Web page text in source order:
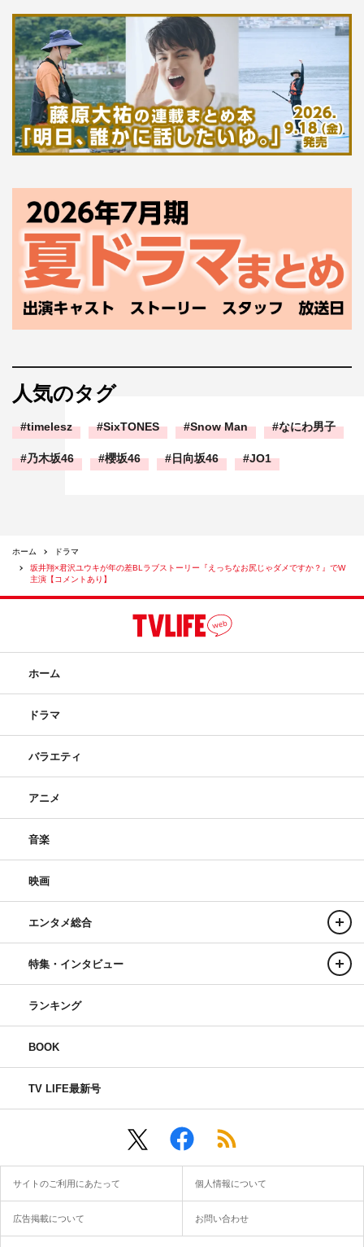
人気のタグ
timelesz SixTONES Snow Man なにわ男子
乃木坂46 櫻坂46 日向坂46 JO1
ホーム
ドラマ
坂井翔×君沢ユウキが年の差BLラブストーリー『えっちなお尻じゃダメですか？』でW
主演【コメントあり】
ホーム
ドラマ
バラエティ
アニメ
音楽
映画
エンタメ総合
特集・インタビュー
ランキング
BOOK
TV LIFE最新号
サイトのご利用にあたって 個人情報について
広告掲載について お問い合わせ